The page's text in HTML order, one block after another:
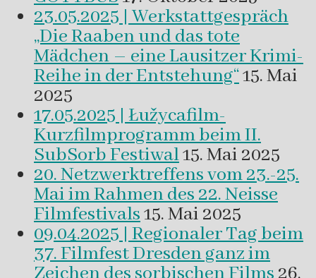
23.05.2025 | Werkstattgespräch
„Die Raaben und das tote
Mädchen – eine Lausitzer Krimi-
Reihe in der Entstehung“15. Mai
2025
17.05.2025 | Łužycafilm-
Kurzfilmprogramm beim II.
SubSorb Festiwal15. Mai 2025
20. Netzwerktreffens vom 23.-25.
Mai im Rahmen des 22. Neisse
Filmfestivals15. Mai 2025
09.04.2025 | Regionaler Tag beim
37. Filmfest Dresden ganz im